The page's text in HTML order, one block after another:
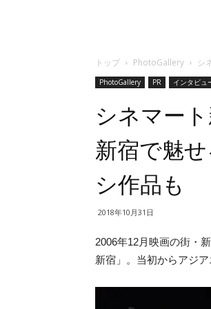
トップ PhotoGallery シ
PhotoGallery PR インタビュ
シネマー
新宿で魅
シ作品も
2018年10月31日
2006年12月映画の街・
新宿」。当初からアジ